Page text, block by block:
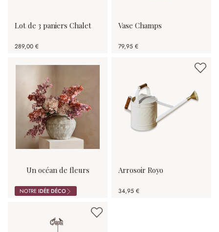
Lot de 3 paniers Chalet
289,00 €
Vase Champs
79,95 €
NOTREIDÉE DÉCO
Un océan de fleurs
Arrosoir Royo
34,95 €